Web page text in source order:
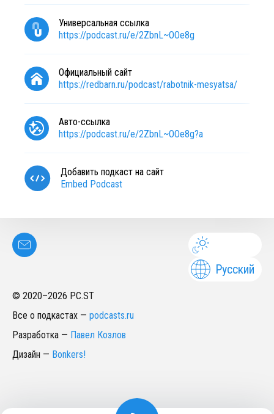
Универсальная ссылка
https://podcast.ru/e/2ZbnL~OOe8g
Официальный сайт
https://redbarn.ru/podcast/rabotnik-mesyatsa/
Авто-ссылка
https://podcast.ru/e/2ZbnL~OOe8g?a
Добавить подкаст на сайт
Embed Podcast
Русский
© 2020–2026 PC.ST
Все о подкастах — podcasts.ru
Разработка — Павел Козлов
Дизайн — Bonkers!